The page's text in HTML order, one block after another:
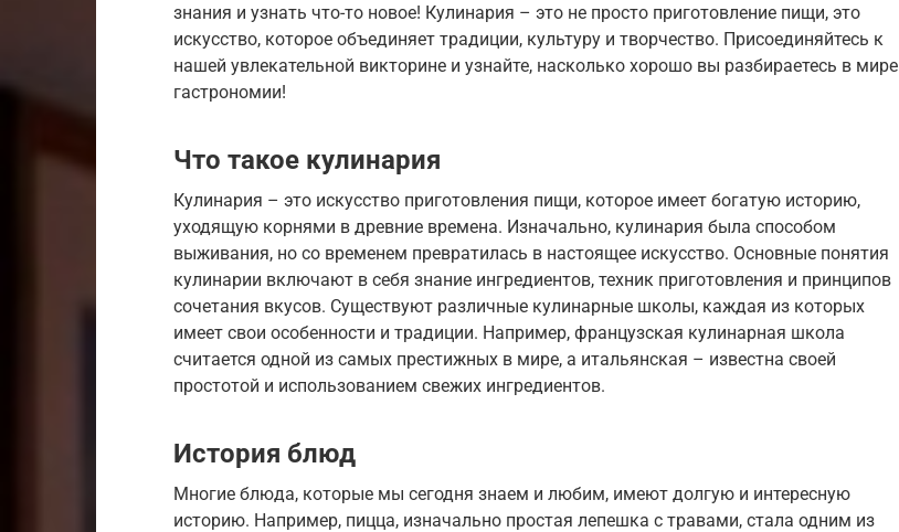
знания и узнать что-то новое! Кулинария – это не просто приготовление пищи, это
искусство, которое объединяет традиции, культуру и творчество. Присоединяйтесь к
нашей увлекательной викторине и узнайте, насколько хорошо вы разбираетесь в мире
гастрономии!
Что такое кулинария
Кулинария – это искусство приготовления пищи, которое имеет богатую историю,
уходящую корнями в древние времена. Изначально, кулинария была способом
выживания, но со временем превратилась в настоящее искусство. Основные понятия
кулинарии включают в себя знание ингредиентов, техник приготовления и принципов
сочетания вкусов. Существуют различные кулинарные школы, каждая из которых
имеет свои особенности и традиции. Например, французская кулинарная школа
считается одной из самых престижных в мире, а итальянская – известна своей
простотой и использованием свежих ингредиентов.
История блюд
Многие блюда, которые мы сегодня знаем и любим, имеют долгую и интересную
историю. Например, пицца, изначально простая лепешка с травами, стала одним из